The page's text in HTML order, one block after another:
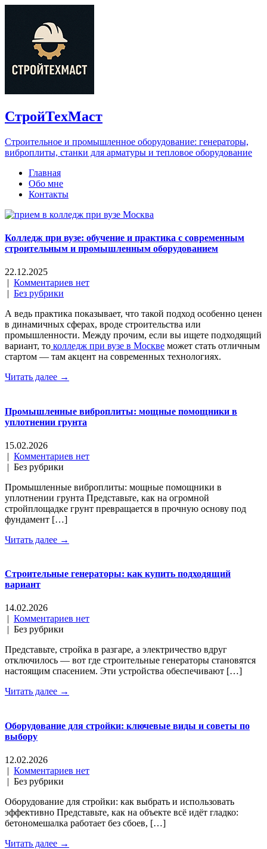
СтройТехМаст
Строительное и промышленное оборудование: генераторы,
виброплиты, станки для арматуры и тепловое оборудование
Главная
Обо мне
Контакты
Колледж при вузе: обучение и практика с современным
строительным и промышленным оборудованием
22.12.2025
| Комментариев нет
| Без рубрики
А ведь практика показывает, что такой подход особенно ценен
в динамичных сферах, вроде строительства или
промышленности. Между прочим, если вы ищете подходящий
вариант, то колледж при вузе в Москве может стать отличным
стартом — там акцент на современных технологиях.
Читать далее →
Промышленные виброплиты: мощные помощники в
уплотнении грунта
15.02.2026
| Комментариев нет
| Без рубрики
Промышленные виброплиты: мощные помощники в
уплотнении грунта Представьте, как на огромной
стройплощадке грунт превращается в прочную основу под
фундамент […]
Читать далее →
Строительные генераторы: как купить подходящий
вариант
14.02.2026
| Комментариев нет
| Без рубрики
Представьте, стройка в разгаре, а электричество вдруг
отключилось — вот где строительные генераторы становятся
настоящим спасением. Эти устройства обеспечивают […]
Читать далее →
Оборудование для стройки: ключевые виды и советы по
выбору
12.02.2026
| Комментариев нет
| Без рубрики
Оборудование для стройки: как выбрать и использовать
эффективно Представьте, как на объекте всё идёт гладко:
бетономешалка работает без сбоев, […]
Читать далее →